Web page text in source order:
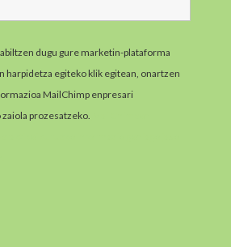
dugu gure marketin-plataforma
harpidetza egiteko klik egitean, onartzen
MailChimp enpresari
prozesatzeko.